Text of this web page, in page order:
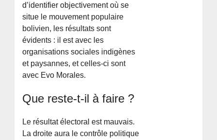
d’identifier objectivement où se
situe le mouvement populaire
bolivien, les résultats sont
évidents : il est avec les
organisations sociales indigènes
et paysannes, et celles-ci sont
avec Evo Morales.
Que reste-t-il à faire ?
Le résultat électoral est mauvais.
La droite aura le contrôle politique